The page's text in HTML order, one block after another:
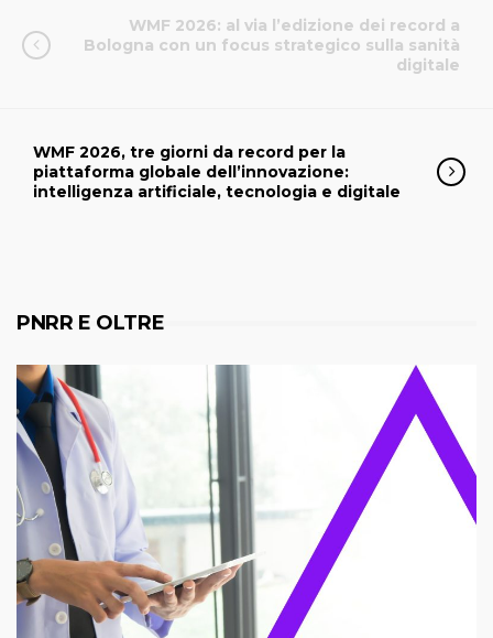
WMF 2026: al via l’edizione dei record a
Bologna con un focus strategico sulla sanità
digitale
WMF 2026, tre giorni da record per la
piattaforma globale dell’innovazione:
intelligenza artificiale, tecnologia e digitale
PNRR E OLTRE